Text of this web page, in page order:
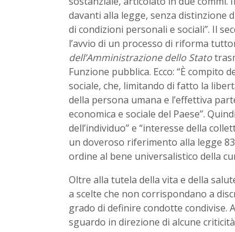
davanti alla legge, senza distinzione
di condizioni personali e sociali”. Il
l’avvio di un processo di riforma
dell’Amministrazione dello Stato
Funzione pubblica. Ecco: “È compito
sociale, che, limitando di fatto la
della persona umana e l’effettiva
economica e sociale del Paese”.
dell’individuo” e “interesse della
un doveroso riferimento alla legge
ordine al bene universalistico della
Oltre alla tutela della vita e della
a scelte che non corrispondano a
grado di definire condotte condivise.
sguardo in direzione di alcune